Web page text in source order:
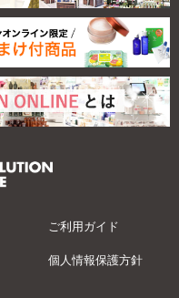
ご利用ガイド
個人情報保護方針